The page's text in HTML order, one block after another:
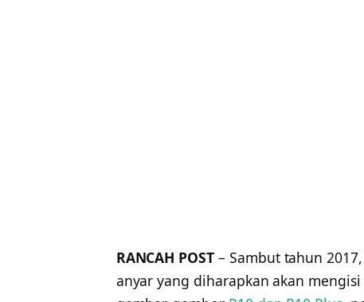
RANCAH POST – Sambut tahun
anyar yang diharapkan akan